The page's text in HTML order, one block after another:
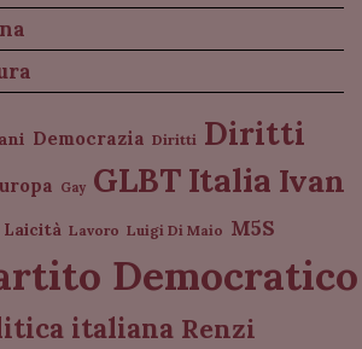
Democrazia Diritti Diritti
Gay GLBT Italia Ivan
Laicità Lavoro Luigi Di Maio M5S
Democratico
italiana Renzi